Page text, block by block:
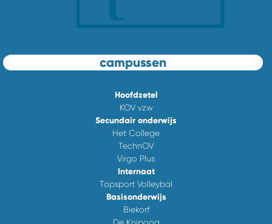
campussen
Hoofdzetel
KOV vzw
Secundair onderwijs
Het College
TechnOV
Virgo Plus
Internaat
Topsport Volleybal
Basisonderwijs
Biekorf
De Knipoog